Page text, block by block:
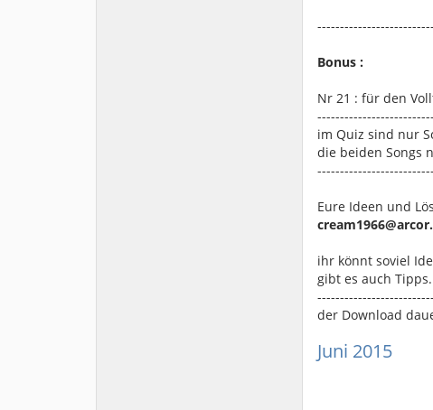
Bonus :
Nr 21 : für den
im Quiz sind nur
die beiden Songs
Eure Ideen und
ihr könnt soviel
gibt es auch
der Download
Juni 2015